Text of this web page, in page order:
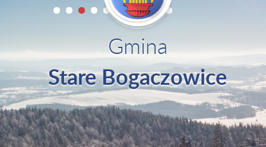
Gmina
Stare Bogaczowice